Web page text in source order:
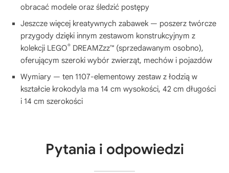
obracać modele oraz śledzić postępy
Jeszcze więcej kreatywnych zabawek — poszerz twórcze
przygody dzięki innym zestawom konstrukcyjnym z
kolekcji LEGO® DREAMZzz™ (sprzedawanym osobno),
oferującym szeroki wybór zwierząt, mechów i pojazdów
Wymiary — ten 1107-elementowy zestaw z łodzią w
kształcie krokodyla ma 14 cm wysokości, 42 cm długości
i 14 cm szerokości
Pytania i odpowiedzi